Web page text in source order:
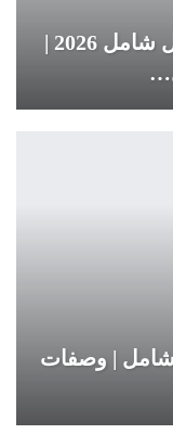
زيت الحلبة لتسمين الوجه | دليل شامل 2026 |
شامل | وصفات